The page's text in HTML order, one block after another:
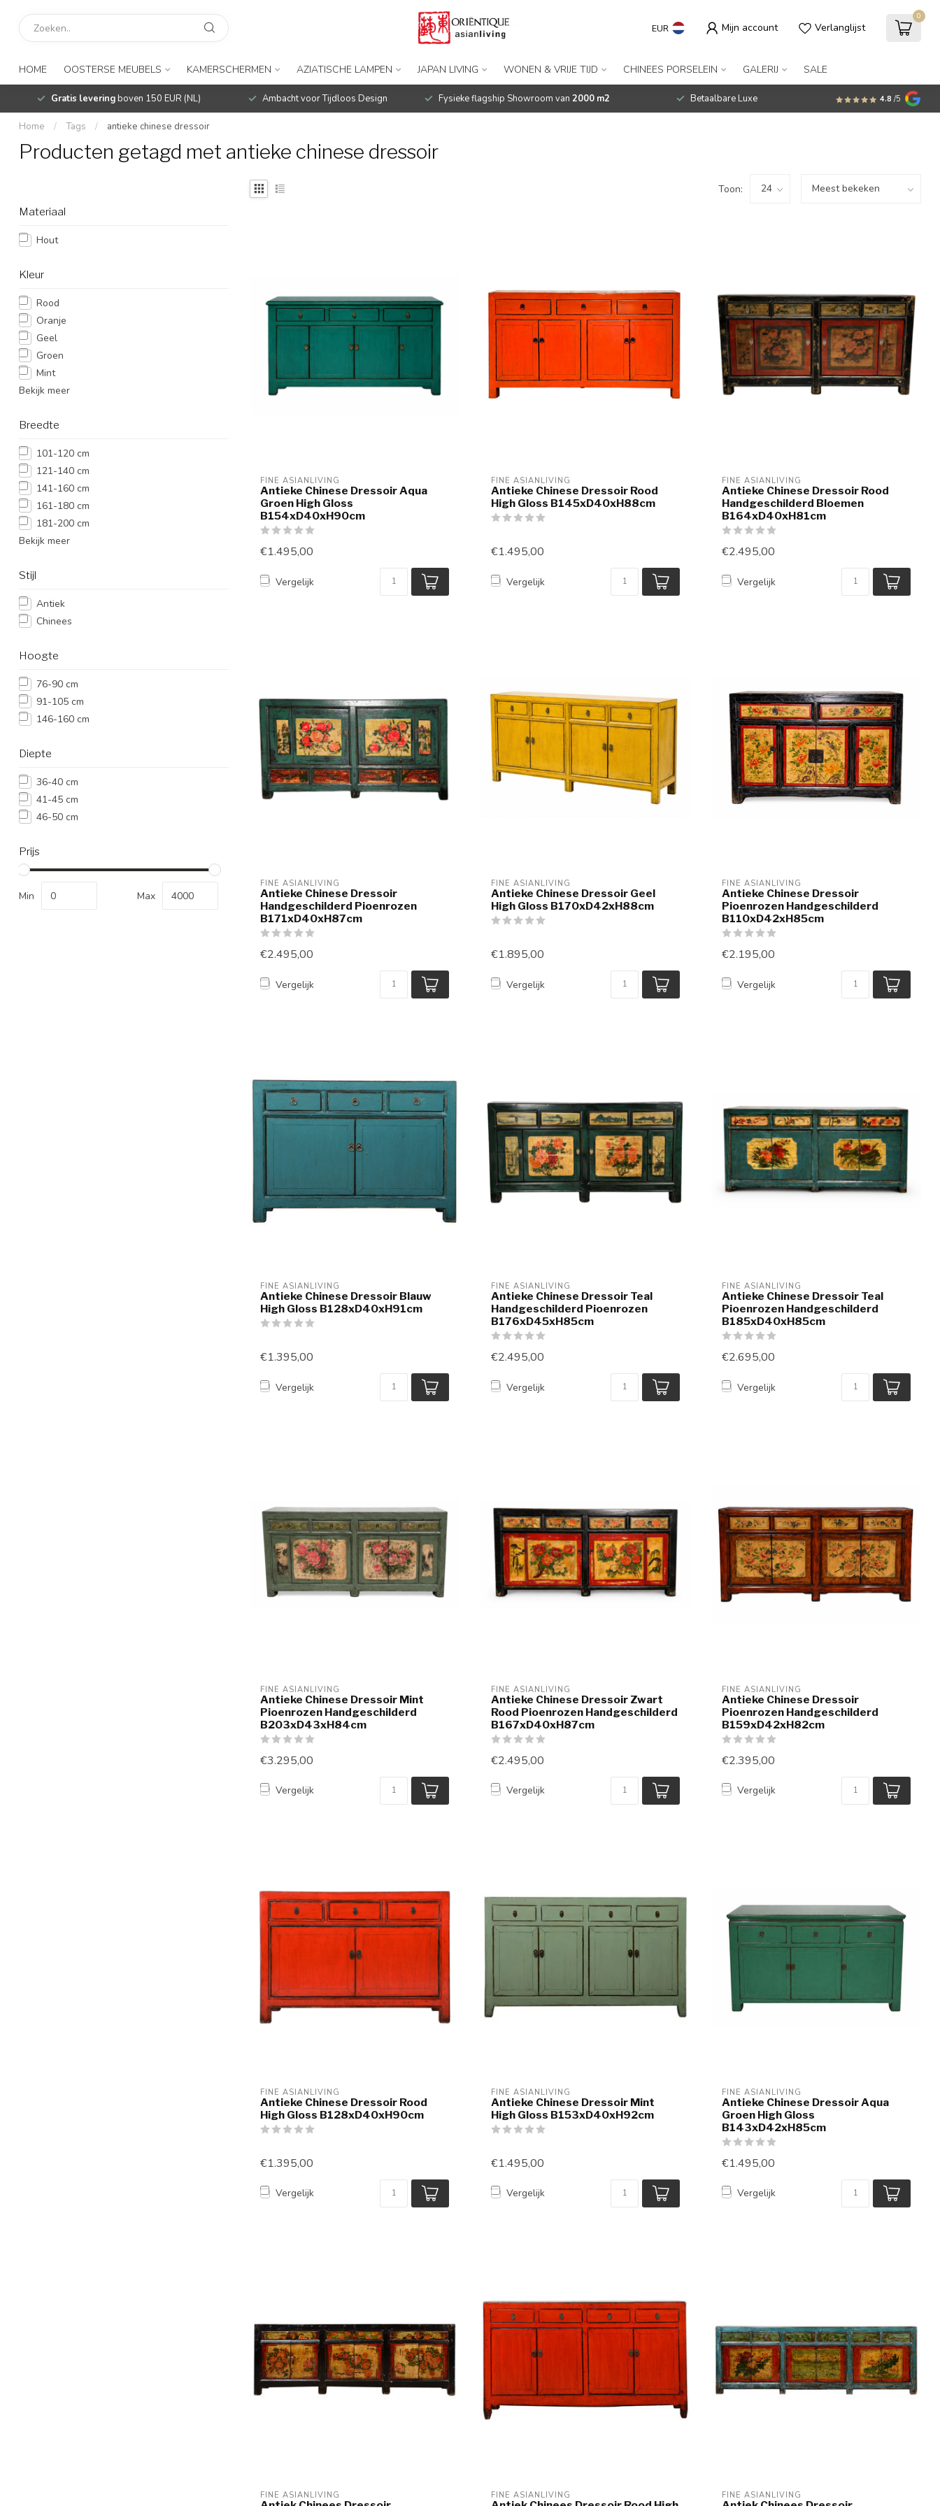
EUR Mijn account Verlanglijst
0
HOME OOSTERSE MEUBELS KAMERSCHERMEN AZIATISCHE LAMPEN JAPAN LIVING WONEN & VRIJE TIJD CHINEES PORSELEIN GALERIJ SALE
Gratis leveringboven 150 EUR (NL) Ambacht voor Tijdloos Design Fysieke flagship Showroom van 2000 m2 Betaalbare Luxe 4.8 /5
Home / Tags / antieke chinese dressoir
Producten getagd met antieke chinese dressoir
Materiaal
Hout
Kleur
Rood
Oranje
Geel
Groen
Mint
Bekijk meer
Breedte
101-120 cm
121-140 cm
141-160 cm
161-180 cm
181-200 cm
Bekijk meer
Stijl
Antiek
Chinees
Hoogte
76-90 cm
91-105 cm
146-160 cm
Diepte
36-40 cm
41-45 cm
46-50 cm
Prijs
Min Max
Toon:
FINE ASIANLIVING
Antieke Chinese Dressoir Aqua
Groen High Gloss
B154xD40xH90cm
€1.495,00
Vergelijk
FINE ASIANLIVING
Antieke Chinese Dressoir Rood
High Gloss B145xD40xH88cm
€1.495,00
Vergelijk
FINE ASIANLIVING
Antieke Chinese Dressoir Rood
Handgeschilderd Bloemen
B164xD40xH81cm
€2.495,00
Vergelijk
FINE ASIANLIVING
Antieke Chinese Dressoir
Handgeschilderd Pioenrozen
B171xD40xH87cm
€2.495,00
Vergelijk
FINE ASIANLIVING
Antieke Chinese Dressoir Geel
High Gloss B170xD42xH88cm
€1.895,00
Vergelijk
FINE ASIANLIVING
Antieke Chinese Dressoir
Pioenrozen Handgeschilderd
B110xD42xH85cm
€2.195,00
Vergelijk
FINE ASIANLIVING
Antieke Chinese Dressoir Blauw
High Gloss B128xD40xH91cm
€1.395,00
Vergelijk
FINE ASIANLIVING
Antieke Chinese Dressoir Teal
Handgeschilderd Pioenrozen
B176xD45xH85cm
€2.495,00
Vergelijk
FINE ASIANLIVING
Antieke Chinese Dressoir Teal
Pioenrozen Handgeschilderd
B185xD40xH85cm
€2.695,00
Vergelijk
FINE ASIANLIVING
Antieke Chinese Dressoir Mint
Pioenrozen Handgeschilderd
B203xD43xH84cm
€3.295,00
Vergelijk
FINE ASIANLIVING
Antieke Chinese Dressoir Zwart
Rood Pioenrozen Handgeschilderd
B167xD40xH87cm
€2.495,00
Vergelijk
FINE ASIANLIVING
Antieke Chinese Dressoir
Pioenrozen Handgeschilderd
B159xD42xH82cm
€2.395,00
Vergelijk
FINE ASIANLIVING
Antieke Chinese Dressoir Rood
High Gloss B128xD40xH90cm
€1.395,00
Vergelijk
FINE ASIANLIVING
Antieke Chinese Dressoir Mint
High Gloss B153xD40xH92cm
€1.495,00
Vergelijk
FINE ASIANLIVING
Antieke Chinese Dressoir Aqua
Groen High Gloss
B143xD42xH85cm
€1.495,00
Vergelijk
FINE ASIANLIVING FINE ASIANLIVING FINE ASIANLIVING